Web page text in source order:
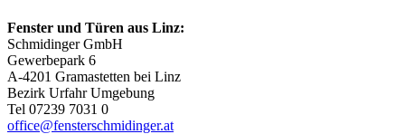
Fenster und Türen aus Linz:
Schmidinger GmbH
Gewerbepark 6
A-4201 Gramastetten bei Linz
Bezirk Urfahr Umgebung
Tel 07239 7031 0
office@fensterschmidinger.at